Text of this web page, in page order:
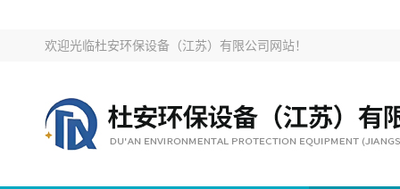
欢迎光临杜安环保设备（江苏）有限公司网站！